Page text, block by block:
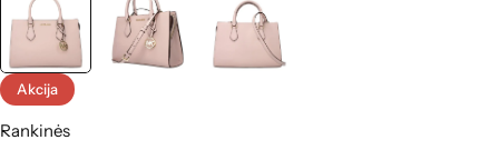
Akcija
Rankinės